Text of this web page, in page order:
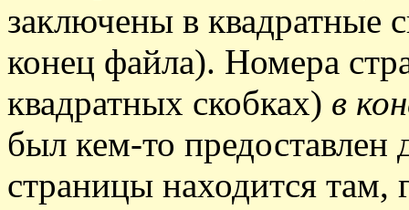
заключены в квадратные
конец файла). Номера
квадратных скобках) в
был кем-то предоставлен
страницы находится там,